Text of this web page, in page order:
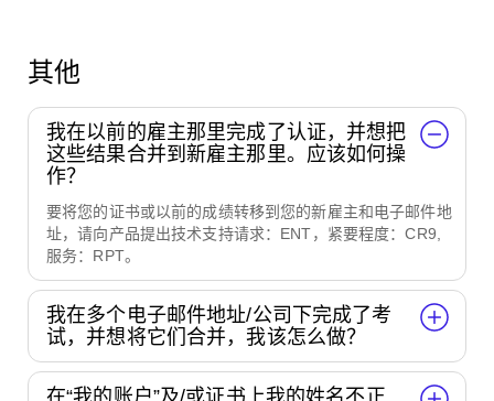
其他
我在以前的雇主那里完成了认证，并想把
这些结果合并到新雇主那里。应该如何操
作？
要将您的证书或以前的成绩转移到您的新雇主和电子邮件地
址，请向产品提出技术支持请求：ENT，紧要程度：CR9,
服务：RPT。
我在多个电子邮件地址/公司下完成了考
试，并想将它们合并，我该怎么做？